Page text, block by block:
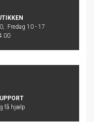
Fredag 10 - 17
få hjælp